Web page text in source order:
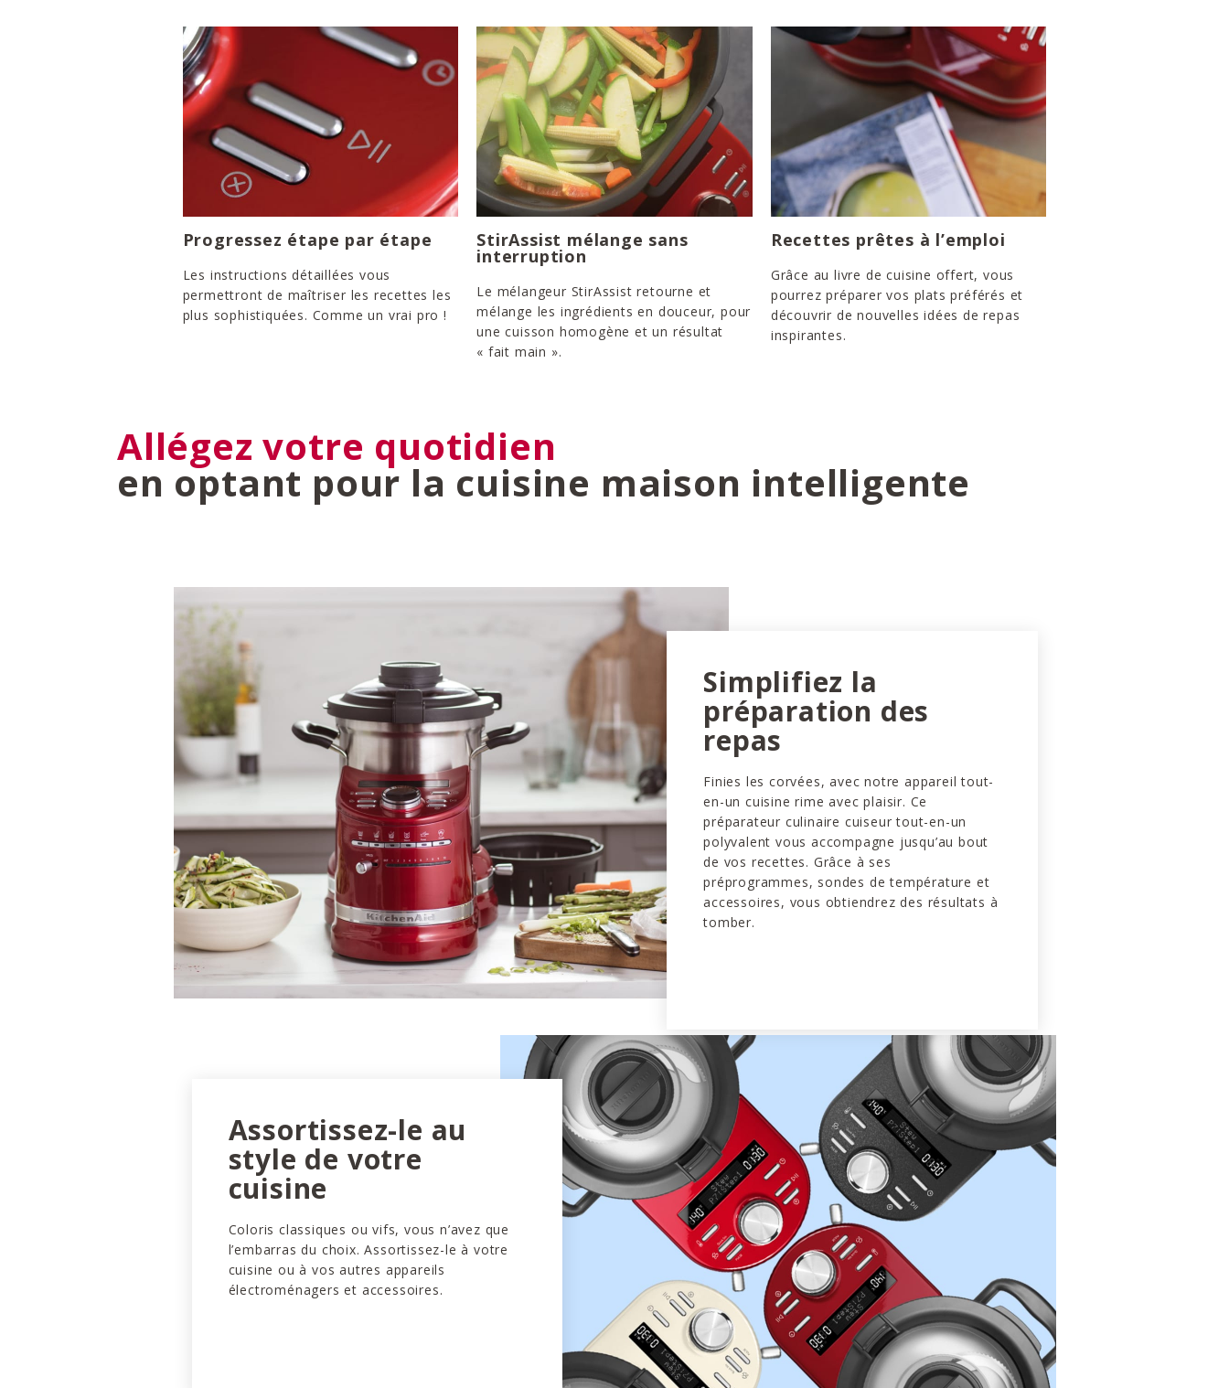
Progressez étape par étape
Les instructions détaillées vous
permettront de maîtriser les recettes les
plus sophistiquées. Comme un vrai pro !
StirAssist mélange sans
interruption
Le mélangeur StirAssist retourne et
mélange les ingrédients en douceur, pour
une cuisson homogène et un résultat
« fait main ».
Recettes prêtes à l’emploi
Grâce au livre de cuisine offert, vous
pourrez préparer vos plats préférés et
découvrir de nouvelles idées de repas
inspirantes.
Allégez votre quotidien
en optant pour la cuisine maison intelligente
Simplifiez la
préparation des
repas
Finies les corvées, avec notre appareil tout-
en-un cuisine rime avec plaisir. Ce
préparateur culinaire cuiseur tout-en-un
polyvalent vous accompagne jusqu’au bout
de vos recettes. Grâce à ses
préprogrammes, sondes de température et
accessoires, vous obtiendrez des résultats à
tomber.
Assortissez-le au
style de votre
cuisine
Coloris classiques ou vifs, vous n’avez que
l’embarras du choix. Assortissez-le à votre
cuisine ou à vos autres appareils
électroménagers et accessoires.